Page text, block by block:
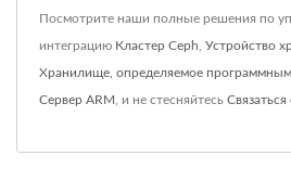
Посмотрите наши полные решения по
интеграцию Кластер Ceph Устройство
Хранилище, определяемое
Сервер ARM , и не стесняйтесь Связаться